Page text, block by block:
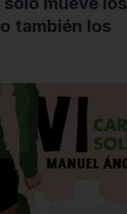
también los